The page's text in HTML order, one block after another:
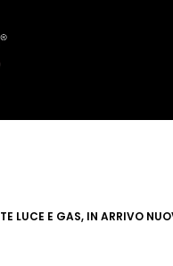
LUCE E GAS, IN ARRIVO